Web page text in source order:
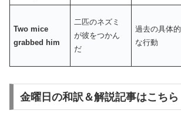
Two mice
grabbed him
二匹のネズミ
が彼をつかん
だ
過去の具体的
な行動
金曜日の和訳＆解説記事はこちら